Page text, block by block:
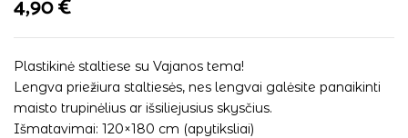
4,90€
Plastikinė staltiese su Vajanos tema!
Lengva priežiura staltiesės, nes lengvai galėsite panaikinti
maisto trupinėlius ar išsiliejusius skysčius.
Išmatavimai: 120×180 cm (apytiksliai)